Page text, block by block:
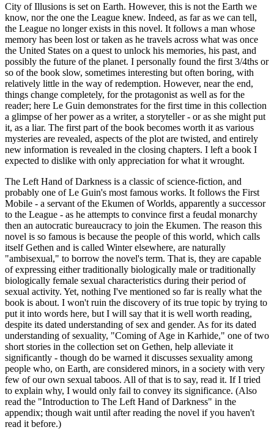
City of Illusions is set on Earth. However, this is not the Earth we
know, nor the one the League knew. Indeed, as far as we can tell,
the League no longer exists in this novel. It follows a man whose
memory has been lost or taken as he travels across what was once
the United States on a quest to unlock his memories, his past, and
possibly the future of the planet. I personally found the first 3/4ths or
so of the book slow, sometimes interesting but often boring, with
relatively little in the way of redemption. However, near the end,
things change completely, for the protagonist as well as for the
reader; here Le Guin demonstrates for the first time in this collection
a glimpse of her power as a writer, a storyteller - or as she might put
it, as a liar. The first part of the book becomes worth it as various
mysteries are revealed, aspects of the plot are twisted, and entirely
new information is revealed in the closing chapters. I left a book I
expected to dislike with only appreciation for what it wrought.
The Left Hand of Darkness is a classic of science-fiction, and
probably one of Le Guin's most famous works. It follows the First
Mobile - a servant of the Ekumen of Worlds, apparently a successor
to the League - as he attempts to convince first a feudal monarchy
then an autocratic bureaucracy to join the Ekumen. The reason this
novel is so famous is because the people of this world, which calls
itself Gethen and is called Winter elsewhere, are naturally
"ambisexual," to borrow the novel's term. That is, they are capable
of expressing either traditionally biologically male or traditionally
biologically female sexual characteristics during their period of
sexual activity. Yet, nothing I've mentioned so far is really what the
book is about. I won't ruin the discovery of its true topic by trying to
put it into words here, but I will say that it is well worth reading,
despite its dated understanding of sex and gender. As for its dated
understanding of sexuality, "Coming of Age in Karhide," one of two
short stories in the collection set on Gethen, help alleviate it
significantly - though do be warned it discusses sexuality among
people who, on Earth, are considered minors, in a society with very
few of our own sexual taboos. All of that is to say, read it. If I tried
to explain why, I would only fail to convey its significance. (Also
read the "Introduction to The Left Hand of Darkness" in the
appendix; though wait until after reading the novel if you haven't
read it before.)